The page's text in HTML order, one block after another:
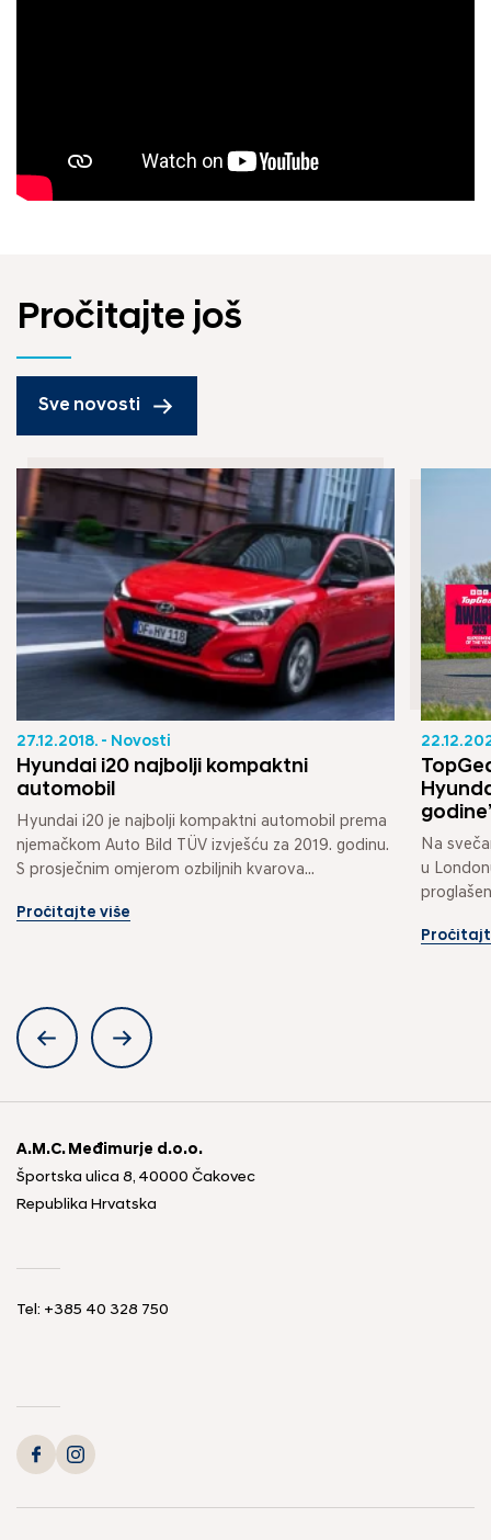
Pročitajte još
Sve novosti
27.12.2018. - Novosti
Hyundai i20 najbolji kompaktni
automobil
Hyundai i20 je najbolji kompaktni automobil prema
njemačkom Auto Bild TÜV izvješću za 2019. godinu.
S prosječnim omjerom ozbiljnih kvarova...
Pročitajte više
Na
u
A.M.C. Međimurje d.o.o.
Športska ulica 8, 40000 Čakovec
Republika Hrvatska
Tel: +385 40 328 750